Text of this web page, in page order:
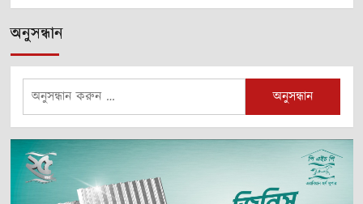
অনুসন্ধান
অনুসন্ধানঃ